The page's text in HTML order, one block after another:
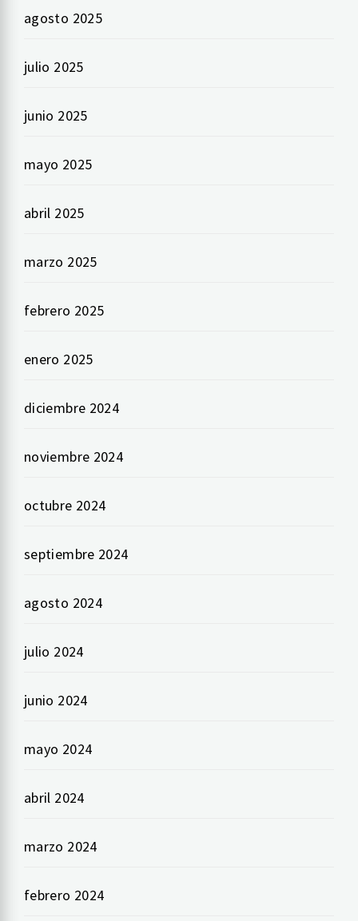
agosto 2025
julio 2025
junio 2025
mayo 2025
abril 2025
marzo 2025
febrero 2025
enero 2025
diciembre 2024
noviembre 2024
octubre 2024
septiembre 2024
agosto 2024
julio 2024
junio 2024
mayo 2024
abril 2024
marzo 2024
febrero 2024